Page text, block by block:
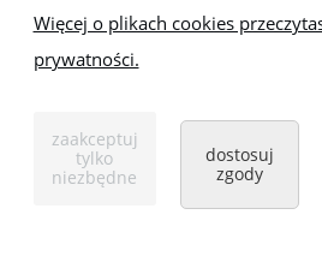
Handlowa 1, 35-103
Tel:
+48 17 853 90 49
Więcej o plikach cookies
prywatności.
zaakceptuj
tylko
niezbędne
dostosuj
zgody